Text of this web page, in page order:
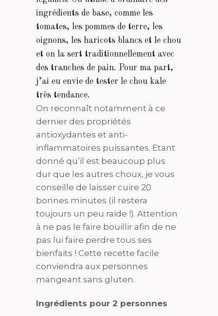
ingrédients de base, comme les
tomates, les pommes de terre, les
oignons, les haricots blancs et le chou
et on la sert traditionnellement avec
des tranches de pain. Pour ma part,
j’ai eu envie de tester le chou kale
très tendance.
On reconnaît notamment à ce
dernier des propriétés
antioxydantes et anti-
inflammatoires puissantes. Etant
donné qu’il est beaucoup plus
dur que les autres choux, je vous
conseille de laisser cuire 20
bonnes minutes (il restera
toujours un peu raide !). Attention
à ne pas le faire bouillir afin de ne
pas lui faire perdre tous ses
bienfaits ! Cette recette facile
conviendra aux personnes
mangeant sans gluten.
Ingrédients pour 2 personnes